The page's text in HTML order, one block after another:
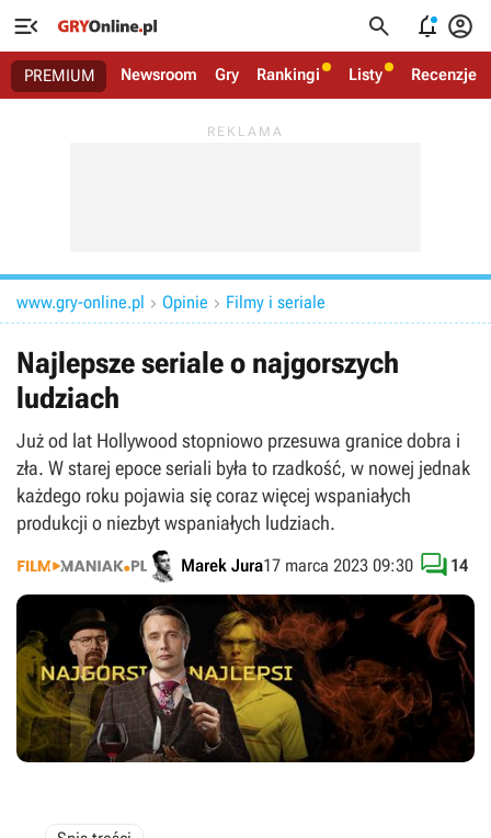
   
PREMIUM Newsroom Gry Rankingi Listy Recenzje
www.gry-online.pl  Opinie  Filmy i seriale
Najlepsze seriale o najgorszych
ludziach
Już od lat Hollywood stopniowo przesuwa granice dobra i
zła. W starej epoce seriali była to rzadkość, w nowej jednak
każdego roku pojawia się coraz więcej wspaniałych
produkcji o niezbyt wspaniałych ludziach.
Marek Jura17 marca 2023 09:30  14